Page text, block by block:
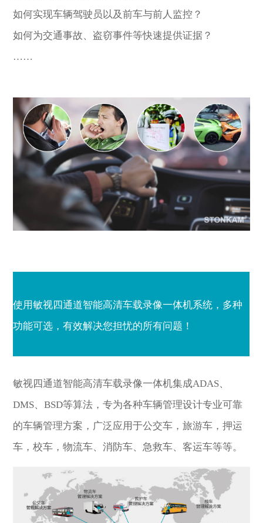
如何实现车辆驾驶员以及前车与前人监控？
如何为交通事故、盗窃事件等快速提供证据？
……
使用敏视四通道智能高清车载录像一体机系统，多种
功能可选，有效解决您担忧的所有问题！
敏视四通道智能高清车载录像一体机集成ADAS、
DMS、BSD等算法，专为各种车辆管理设计专业可靠
的车辆管理方案，广泛应用于公交车，旅游车，押运
车，校车，物流车、消防车、急救车、客运车等等。